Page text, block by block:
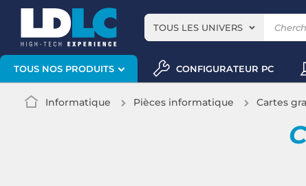
TOUS LES UNIVERS
TOUS NOS PRODUITS CONFIGURATEUR PC
Informatique Pièces informatique Cartes